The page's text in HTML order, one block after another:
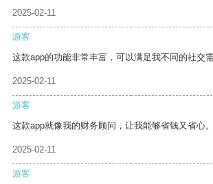
2025-02-11
游客
这款app的功能非常丰富，可以满足我不同的社交需
2025-02-11
游客
这款app就像我的财务顾问，让我能够省钱又省心。
2025-02-11
游客